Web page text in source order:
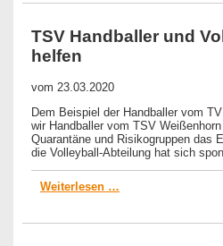
TSV Handballer und
helfen
vom 23.03.2020
Dem Beispiel der Handballer vom
wir Handballer vom TSV
Quarantäne und Risikogruppen das
die Volleyball-Abteilung hat sich
Weiterlesen …